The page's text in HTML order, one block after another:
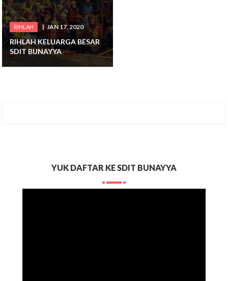
RIHLAH JAN 17, 2020
RIHLAH KELUARGA BESAR
SDIT BUNAYYA
YUK DAFTAR KE SDIT BUNAYYA